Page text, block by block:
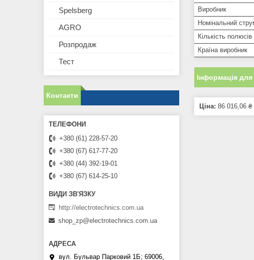
Виробник
Номінальний
Кількість полюсів
Країна виробник
Інформація
Ціна: 86 016,06 ₴
Spelsberg
AGRO
Розпродаж
Тест
Контакти
+380 (61) 228-57-20
+380 (67) 617-77-20
+380 (44) 392-19-01
+380 (67) 614-25-10
http://electrotechnics.com.ua
shop_zp@electrotechnics.com.ua
вул. Бульвар Парковий 1Б; 69006,